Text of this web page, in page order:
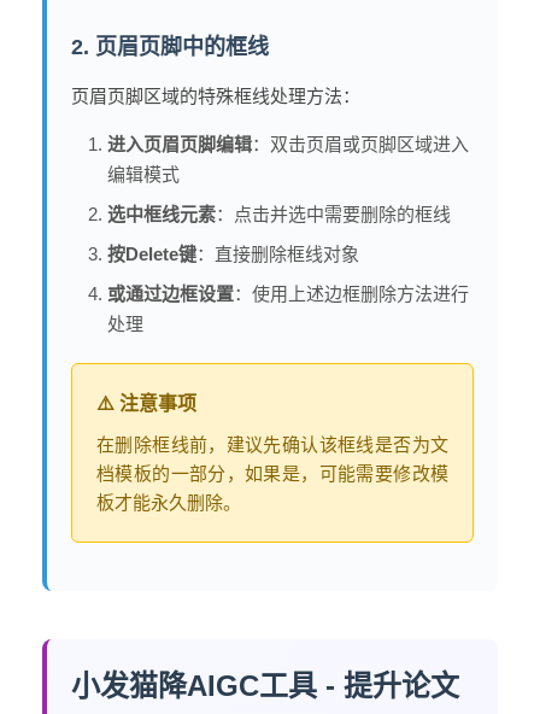
2. 页眉页脚中的框线
页眉页脚区域的特殊框线处理方法：
进入页眉页脚编辑：双击页眉或页脚区域进入
编辑模式
选中框线元素：点击并选中需要删除的框线
按Delete键：直接删除框线对象
或通过边框设置：使用上述边框删除方法进行
处理
⚠️ 注意事项
在删除框线前，建议先确认该框线是否为文
档模板的一部分，如果是，可能需要修改模
板才能永久删除。
小发猫降AIGC工具 - 提升论文